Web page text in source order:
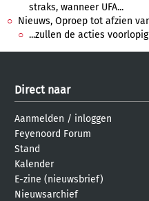
straks, wanneer UFA...
Nieuws, Oproep tot afzien
...zullen de acties
Direct naar
Aanmelden / inloggen
Feyenoord Forum
Stand
Kalender
E-zine (nieuwsbrief)
Nieuwsarchief